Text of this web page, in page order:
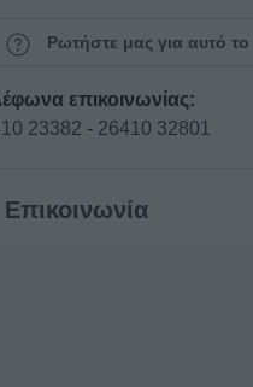
Ρωτήστε μας για αυτό
επικοινωνίας:
23382 - 26410 32801
Επικοινωνία